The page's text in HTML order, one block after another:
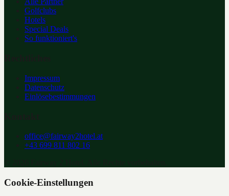
Golfclubs
Hotels
Special Deals
So funktioniert's
Impressum
Datenschutz
Einlösebestimmungen
office@fairway2hotel.at
+43 699 811 802 16
Cookie-Einstellungen